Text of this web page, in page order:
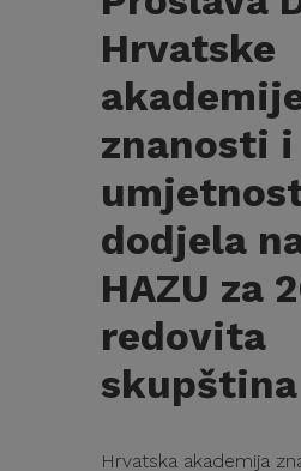
Hrvatske
znanosti i
dodjela
HAZU za
redovita
skupština
Hrvatska akademija